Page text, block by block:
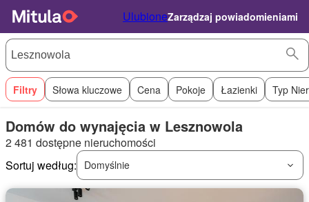
UlubioneZarządzaj powiadomieniami
Filtry Słowa kluczowe Cena Pokoje Łazienki Typ
Domów do wynajęcia w Lesznowola
2 481 dostępne nieruchomości
Sortuj według:
Domyślnie